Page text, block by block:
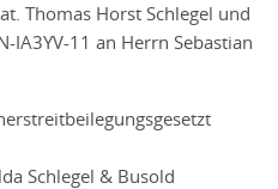
Thomas Horst Schlegel und
IA3YV-11 an Herrn Sebastian
Schlegel & Busold